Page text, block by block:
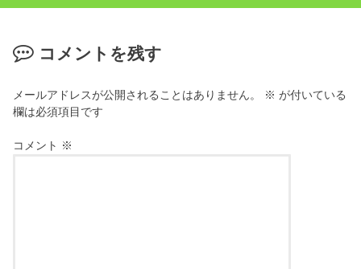
コメントを残す
メールアドレスが公開されることはありません。 ※ が付いている
欄は必須項目です
コメント ※